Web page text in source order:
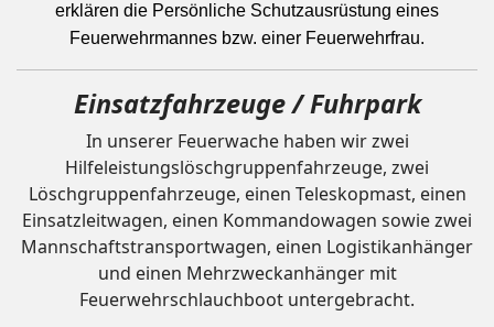
erklären die Persönliche Schutzausrüstung eines
Feuerwehrmannes bzw. einer Feuerwehrfrau.
Einsatzfahrzeuge / Fuhrpark
In unserer Feuerwache haben wir zwei
Hilfeleistungslöschgruppenfahrzeuge, zwei
Löschgruppenfahrzeuge, einen Teleskopmast, einen
Einsatzleitwagen, einen Kommandowagen sowie zwei
Mannschaftstransportwagen, einen Logistikanhänger
und einen Mehrzweckanhänger mit
Feuerwehrschlauchboot untergebracht.